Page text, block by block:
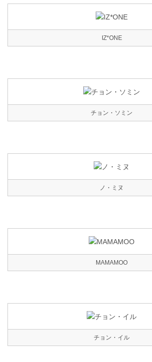
IZ*ONE
チョン・ソミン
ノ・ミヌ
MAMAMOO
チョン・イル